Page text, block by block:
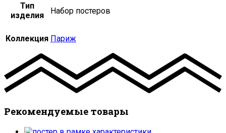
Тип
изделия
Набор постеров
Коллекция Париж
Рекомендуемые товары